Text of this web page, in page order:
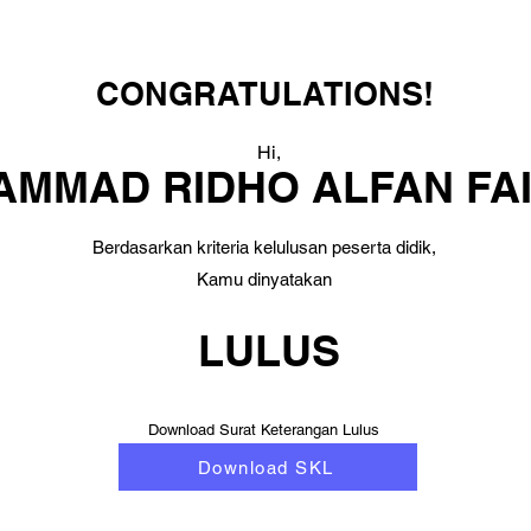
CONGRATULATIONS!
Hi,
RIDHO ALFAN
Berdasarkan kriteria kelulusan peserta didik,
Kamu dinyatakan
LULUS
Download Surat Keterangan Lulus
Download SKL